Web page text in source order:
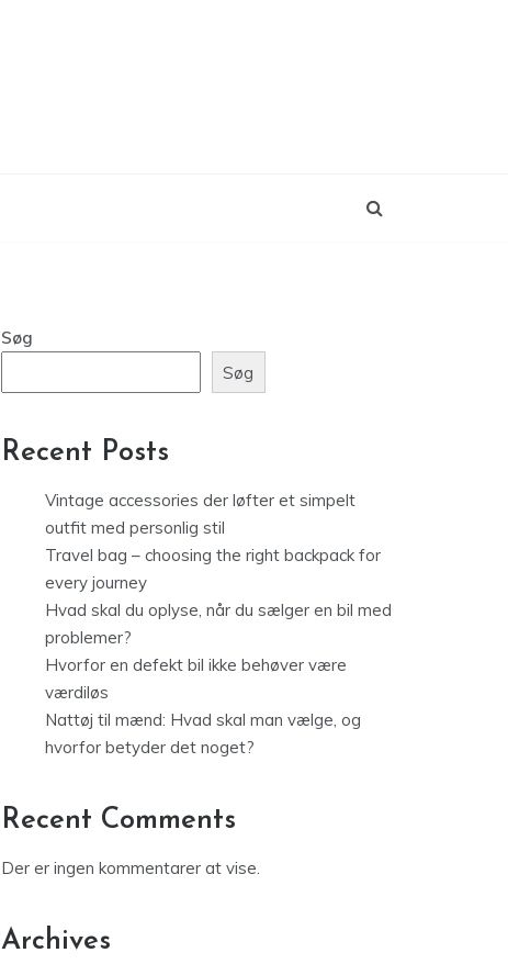
Søg
Søg
Recent Posts
Vintage accessories der løfter et simpelt
outfit med personlig stil
Travel bag – choosing the right backpack for
every journey
Hvad skal du oplyse, når du sælger en bil med
problemer?
Hvorfor en defekt bil ikke behøver være
værdiløs
Nattøj til mænd: Hvad skal man vælge, og
hvorfor betyder det noget?
Recent Comments
Der er ingen kommentarer at vise.
Archives